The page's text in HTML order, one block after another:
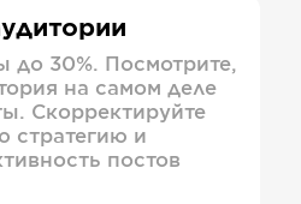
до 30%. Посмотрите,
на самом деле
Скорректируйте
стратегию и
постов